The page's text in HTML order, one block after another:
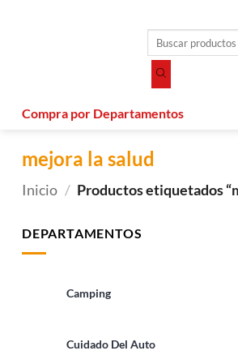
productos
Compra por Departamentos
mejora la salud
Inicio / Productos etiquetados
DEPARTAMENTOS
Camping
Cuidado Del Auto